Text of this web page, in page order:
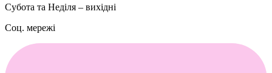
Субота та Неділя – вихідні
Соц. мережі